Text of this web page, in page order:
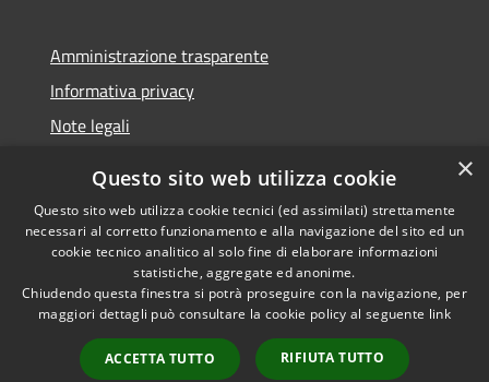
Amministrazione trasparente
Informativa privacy
Note legali
Accessibilità
Privacy
Mappa del sito
Copyright © 2026 • Comune di
Fontevivo • Powered by
Municipium•Accesso
redazione
×
Questo sito web utilizza cookie
Questo sito web utilizza cookie tecnici (ed assimilati) strettamente
necessari al corretto funzionamento e alla navigazione del sito ed un
cookie tecnico analitico al solo fine di elaborare informazioni
statistiche, aggregate ed anonime.
Chiudendo questa finestra si potrà proseguire con la navigazione, per
maggiori dettagli può consultare la cookie policy al seguente link
ACCETTA TUTTO RIFIUTA TUTTO